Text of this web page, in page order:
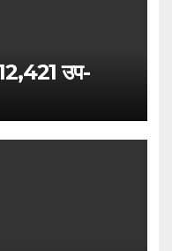
12,421 उप-